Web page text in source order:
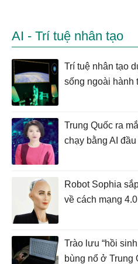
AI - Trí tuệ nhân tạo
Trí tuệ nhân tạo
sống ngoài hành
Trung Quốc ra
chạy bằng AI
Robot Sophia
về cách mạng 4.0
Trào lưu “hồi
bùng nổ ở Trung